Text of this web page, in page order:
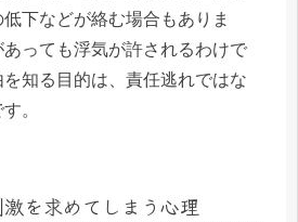
下などが絡む場合もありま
っても浮気が許されるわけで
知る目的は、責任逃れではな
。
を求めてしまう心理